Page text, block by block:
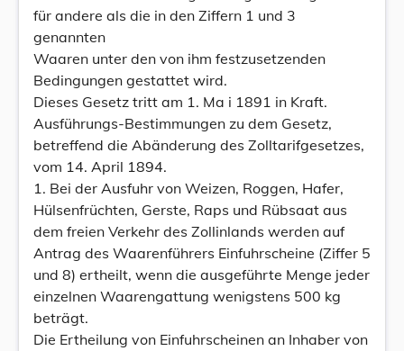
für andere als die in den Ziffern 1 und 3
genannten
Waaren unter den von ihm festzusetzenden
Bedingungen gestattet wird.
Dieses Gesetz tritt am 1. Ma i 1891 in Kraft.
Ausführungs-Bestimmungen zu dem Gesetz,
betreffend die Abänderung des Zolltarifgesetzes,
vom 14. April 1894.
1. Bei der Ausfuhr von Weizen, Roggen, Hafer,
Hülsenfrüchten, Gerste, Raps und Rübsaat aus
dem freien Verkehr des Zollinlands werden auf
Antrag des Waarenführers Einfuhrscheine (Ziffer 5
und 8) ertheilt, wenn die ausgeführte Menge jeder
einzelnen Waarengattung wenigstens 500 kg
beträgt.
Die Ertheilung von Einfuhrscheinen an Inhaber von